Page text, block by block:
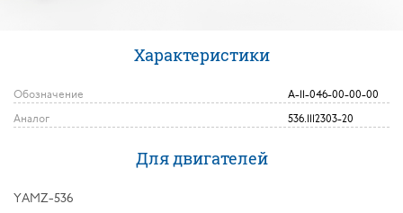
Характеристики
Обозначение А-11-046-00-00-00
Аналог 536.1112303-20
Для двигателей
YAMZ-536